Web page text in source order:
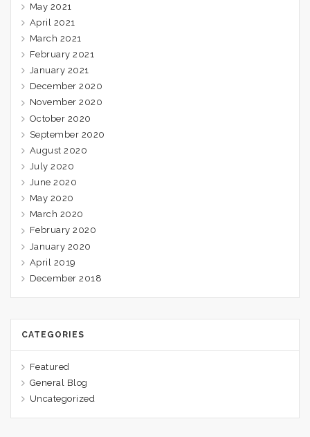
May 2021
April 2021
March 2021
February 2021
January 2021
December 2020
November 2020
October 2020
September 2020
August 2020
July 2020
June 2020
May 2020
March 2020
February 2020
January 2020
April 2019
December 2018
CATEGORIES
Featured
General Blog
Uncategorized